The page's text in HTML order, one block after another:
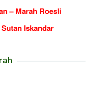
– Marah Roesli
Iskandar